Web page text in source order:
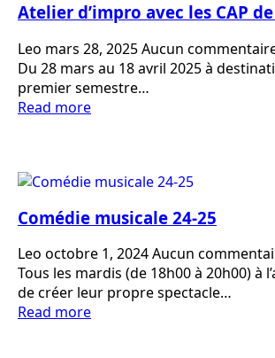
Atelier d’impro avec les CAP
Leo mars 28, 2025Aucun
Du 28 mars au 18 avril 2025 à
premier semestre…
Read more
Comédie musicale 24-25
Leo octobre 1, 2024Aucun
Tous les mardis (de 18h00 à 20h00)
de créer leur propre spectacle…
Read more